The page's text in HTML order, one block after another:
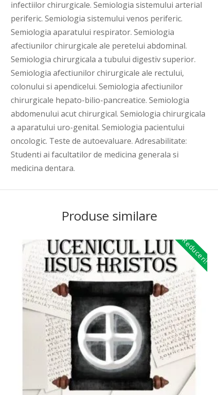
infectiilor chirurgicale. Semiologia sistemului arterial
periferic. Semiologia sistemului venos periferic.
Semiologia aparatului respirator. Semiologia
afectiunilor chirurgicale ale peretelui abdominal.
Semiologia chirurgicala a tubului digestiv superior.
Semiologia afectiunilor chirurgicale ale rectului,
colonului si apendicelui. Semiologia afectiunilor
chirurgicale hepato-bilio-pancreatice. Semiologia
abdomenului acut chirurgical. Semiologia chirurgicala
a aparatului uro-genital. Semiologia pacientului
oncologic. Teste de autoevaluare. Adresabilitate:
Studenti ai facultatilor de medicina generala si
medicina dentara.
Produse similare
Reduceri!